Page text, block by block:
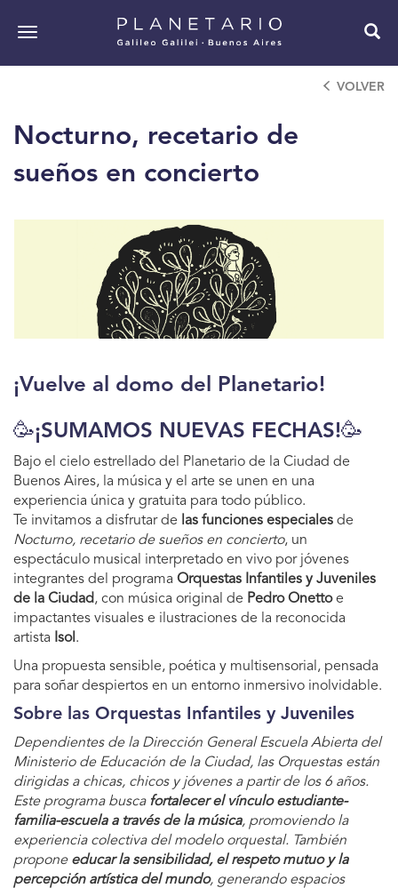
principalnavigation
Nocturno, recetario de
sueños en concierto
VOLVER
¡Vuelve al domo del Planetario!
🥳¡SUMAMOS NUEVAS FECHAS!🥳
Bajo el cielo estrellado del Planetario de la Ciudad de
Buenos Aires, la música y el arte se unen en una
experiencia única y gratuita para todo público.
Te invitamos a disfrutar de las funciones especiales de
Nocturno, recetario de sueños en concierto, un
espectáculo musical interpretado en vivo por jóvenes
integrantes del programa Orquestas Infantiles y Juveniles
de la Ciudad, con música original de Pedro Onettoe
impactantes visuales e ilustraciones de la reconocida
artista Isol .
Una propuesta sensible, poética y multisensorial, pensada
para soñar despiertos en un entorno inmersivo inolvidable.
Sobre las Orquestas Infantiles y Juveniles
Dependientes de la Dirección General Escuela Abierta del
Ministerio de Educación de la Ciudad, las Orquestas están
dirigidas a chicas, chicos y jóvenes a partir de los 6 años.
Este programa busca fortalecer el vínculo estudiante-
familia-escuela a través de la música, promoviendo la
experiencia colectiva del modelo orquestal. También
propone educar la sensibilidad, el respeto mutuo y la
percepción artística del mundo, generando espacios